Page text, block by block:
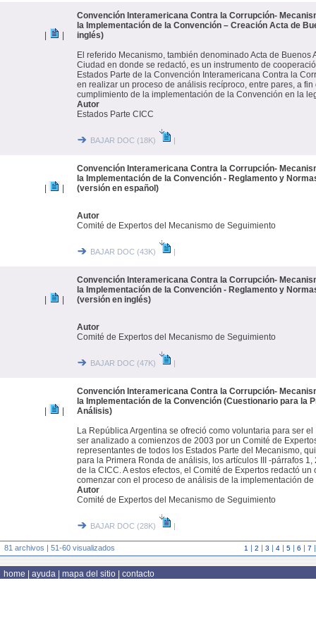
Convención Interamericana Contra la Corrupción-
la Implementación de la Convención – Creación Acta de
inglés)
El referido Mecanismo, también denominado Acta de Buenos
Ciudad en donde se redactó, es un instrumento de
Estados Parte de la Convención Interamericana Contra la
en realizar un proceso de análisis recíproco, entre pares, a
cumplimiento de la implementación de la Convención en la
Autor
Estados Parte CICC
BAJAR DOC (18K) |
Convención Interamericana Contra la Corrupción-
la Implementación de la Convención - Reglamento y
(versión en español)
Autor
Comité de Expertos del Mecanismo de Seguimiento
BAJAR DOC (43K) |
Convención Interamericana Contra la Corrupción-
la Implementación de la Convención - Reglamento y
(versión en inglés)
Autor
Comité de Expertos del Mecanismo de Seguimiento
BAJAR DOC (47K) |
Convención Interamericana Contra la Corrupción-
la Implementación de la Convención (Cuestionario para la
Análisis)
La República Argentina se ofreció como voluntaria para ser
ser analizado a comienzos de 2003 por un Comité de
representantes de todos los Estados Parte del Mecanismo,
para la Primera Ronda de análisis, los artículos III -párrafos 1,
de la CICC. A estos efectos, el Comité de Expertos redactó
comenzar con el proceso de análisis de la implementación de
Autor
Comité de Expertos del Mecanismo de Seguimiento
BAJAR DOC (28K) |
81 archivos | 51-60 visualizados 1 | 2 | 3 | 4 | 5 | 6 | 7
home ayuda mapa del sitio contacto